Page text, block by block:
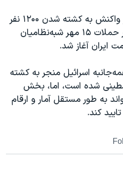
عملیات نظامی اسرائیل در واکنش به کشته شدن ۱۲۰۰ نفر
و اسارات حدود ۲۵۰ نفر در حملات ۱۵ مهر شبه‌نظامیان
آغاز شد.
اسرائیل منجر به کشته
هزار فلسطینی شده است، اما، بخش
به طور مستقل آمار و ارقام
کند.